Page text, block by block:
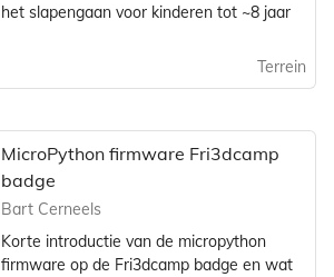
het slapengaan voor kinderen tot ~8 jaar
Terrein
MicroPython firmware Fri3dcamp
badge
Bart Cerneels
Korte introductie van de micropython
firmware op de Fri3dcamp badge en wat